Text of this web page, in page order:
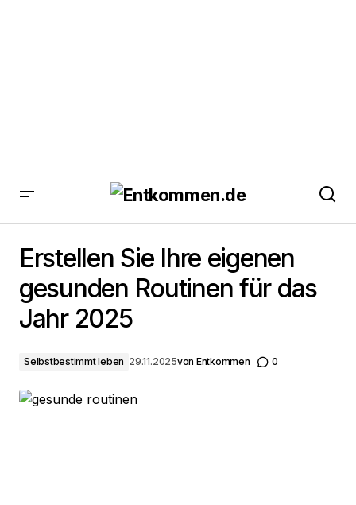
Jahr 2025
Erstellen Sie Ihre eigenen
gesunden Routinen für das
Jahr 2025
Selbstbestimmt leben 29.11.2025von Entkommen 0